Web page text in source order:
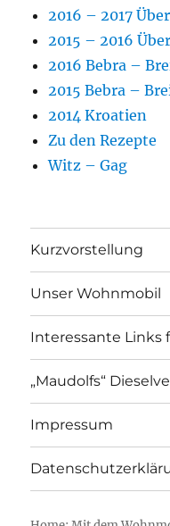
2016 – 2017
2015 – 2016
2016 Bebra –
2015 Bebra –
2014 Kroatien
Zu den Rezepte
Witz – Gag
Kurzvorstellung
Unser Wohnmobil
Interessante Links
„Maudolfs“
Impressum